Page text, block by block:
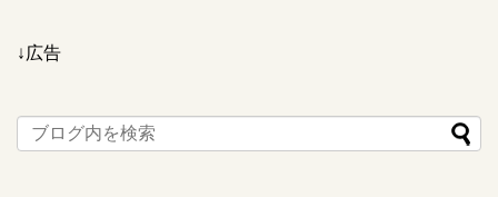
↓広告